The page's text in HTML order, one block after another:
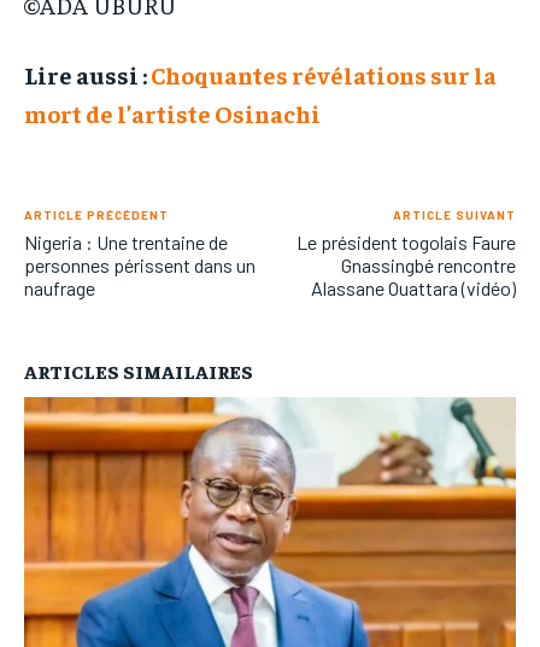
Lire aussi :Choquantes révélations sur la
mort de l’artiste Osinachi
ARTICLE PRÉCÉDENT
Nigeria : Une trentaine de
personnes périssent dans un
naufrage
ARTICLE SUIVANT
Le président togolais Faure
Gnassingbé rencontre
Alassane Ouattara (vidéo)
ARTICLES SIMAILAIRES